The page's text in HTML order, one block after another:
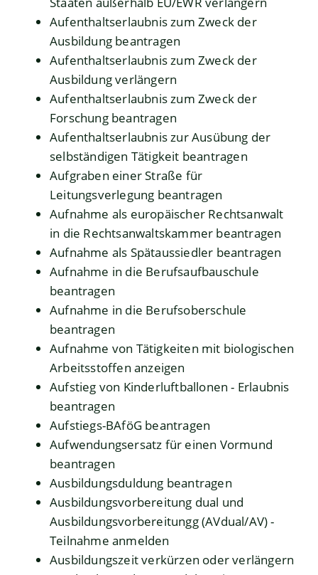
Aufenthaltserlaubnis zum Zweck der
Ausbildung beantragen
Aufenthaltserlaubnis zum Zweck der
Ausbildung verlängern
Aufenthaltserlaubnis zum Zweck der
Forschung beantragen
Aufenthaltserlaubnis zur Ausübung der
selbständigen Tätigkeit beantragen
Aufgraben einer Straße für
Leitungsverlegung beantragen
Aufnahme als europäischer Rechtsanwalt
in die Rechtsanwaltskammer beantragen
Aufnahme als Spätaussiedler beantragen
Aufnahme in die Berufsaufbauschule
beantragen
Aufnahme in die Berufsoberschule
beantragen
Aufnahme von Tätigkeiten mit biologischen
Arbeitsstoffen anzeigen
Aufstieg von Kinderluftballonen - Erlaubnis
beantragen
Aufstiegs-BAföG beantragen
Aufwendungsersatz für einen Vormund
beantragen
Ausbildungsduldung beantragen
Ausbildungsvorbereitung dual und
Ausbildungsvorbereitungg (AVdual/AV) -
Teilnahme anmelden
Ausbildungszeit verkürzen oder verlängern